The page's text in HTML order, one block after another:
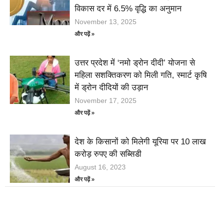
विकास दर में 6.5% वृद्धि का अनुमान
November 13, 2025
और पढ़ें »
उत्तर प्रदेश में ‘नमो ड्रोन दीदी’ योजना से
महिला सशक्तिकरण को मिली गति, स्मार्ट कृषि
में ड्रोन दीदियों की उड़ान
November 17, 2025
और पढ़ें »
देश के किसानों को मिलेगी यूरिया पर 10 लाख
करोड़ रुपए की सब्सिडी
August 16, 2023
और पढ़ें »